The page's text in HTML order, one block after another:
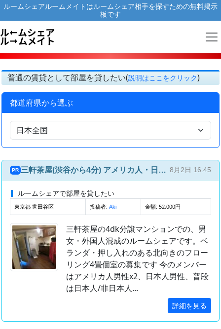
ルームシェアルームメイトはルームシェア相手を探すための無料掲示
板です
普通の賃貸として部屋を貸したい(説明はここをクリック)
都道府県から選ぶ
PR 三軒茶屋(渋谷から4分) アメリカ人・日本人との国際ルームシェア(4部屋4人) 8月2日 16:45
ルームシェアで部屋を貸したい
東京都 世田谷区 投稿者: Aki 金額: 52,000円
三軒茶屋の4dk分譲マンションでの、男
女・外国人混成のルームシェアです。ベ
ランダ・押し入れのある北向きのフロー
リング4畳個室の募集です 今のメンバー
はアメリカ人男性x2、日本人男性、普段
は日本人/非日本人...
詳細を見る